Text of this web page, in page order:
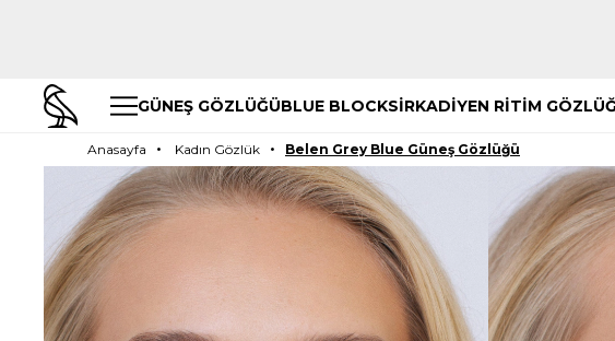
GÜNEŞ GÖZLÜĞÜBLUE BLOCKSİRKADİYEN RİTİM
Anasayfa Kadın Gözlük Belen Grey Blue Güneş Gözlüğü